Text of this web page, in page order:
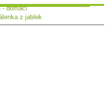
- domácí
z jablek